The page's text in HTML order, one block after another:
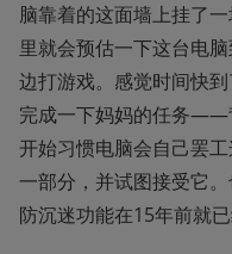
脑靠着的这面墙上挂了
里就会预估一下这台电
边打游戏。感觉时间快
完成一下妈妈的任务——
开始习惯电脑会自己罢
一部分，并试图接受它
防沉迷功能在15年前就已